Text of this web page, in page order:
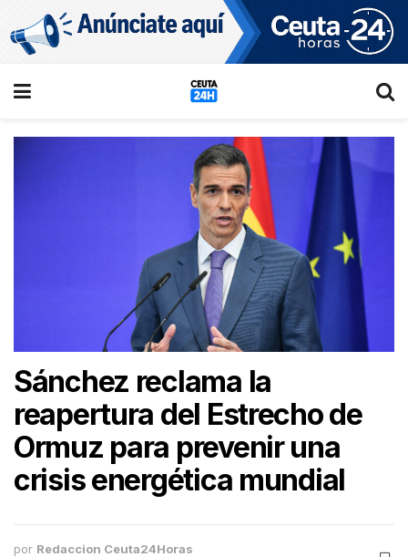
Sánchez reclama la
reapertura del Estrecho de
Ormuz para prevenir una
crisis energética mundial
por Redaccion Ceuta24Horas